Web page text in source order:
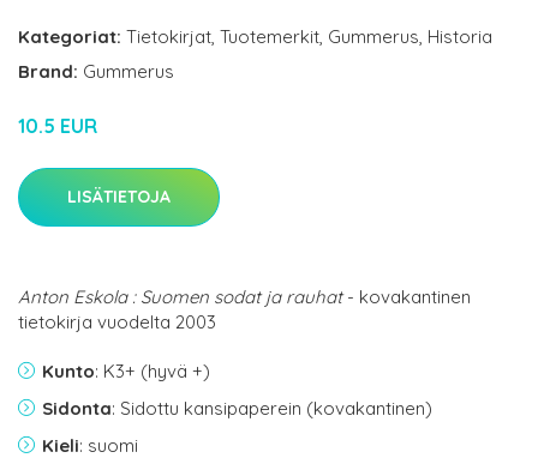
Kategoriat: Tietokirjat, Tuotemerkit, Gummerus, Historia
Brand: Gummerus
10.5 EUR
LISÄTIETOJA
Anton Eskola : Suomen sodat ja rauhat- kovakantinen
tietokirja vuodelta 2003
Kunto: K3+ (hyvä +)
Sidonta: Sidottu kansipaperein (kovakantinen)
Kieli: suomi